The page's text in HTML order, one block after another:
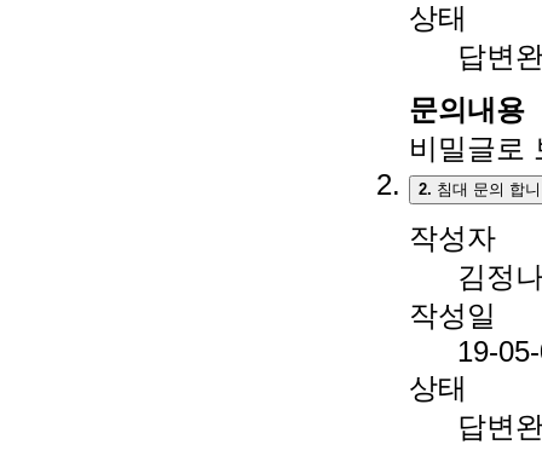
상태
답변
문의내용
비밀글로
2. 침대 문의 합
작성자
김정
작성일
19-
상태
답변